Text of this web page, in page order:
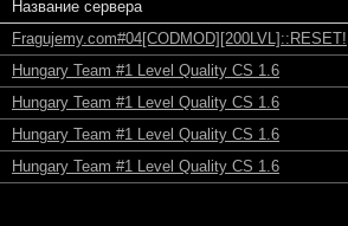
Название сервера
Fragujemy.com#04[CODMOD][200LVL]::RESET!
Hungary Team #1 Level Quality CS 1.6
Hungary Team #1 Level Quality CS 1.6
Hungary Team #1 Level Quality CS 1.6
Hungary Team #1 Level Quality CS 1.6